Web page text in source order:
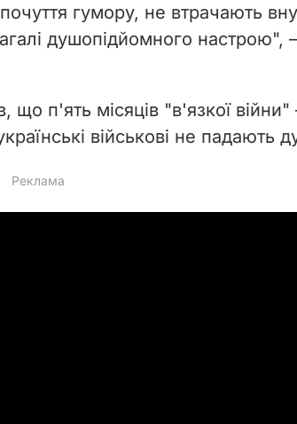
гумору, не втрачають
душопідйомного настрою", –
що п'ять місяців "в'язкої війни"
військові не падають